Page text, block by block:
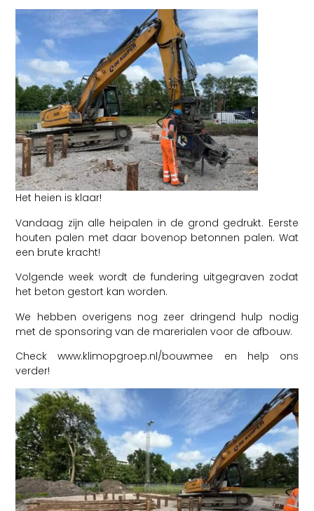
Het heien is klaar!
Vandaag zijn alle heipalen in de grond gedrukt. Eerste
houten palen met daar bovenop betonnen palen. Wat
een brute kracht!
Volgende week wordt de fundering uitgegraven zodat
het beton gestort kan worden.
We hebben overigens nog zeer dringend hulp nodig
met de sponsoring van de marerialen voor de afbouw.
Check www.klimopgroep.nl/bouwmee en help ons
verder!